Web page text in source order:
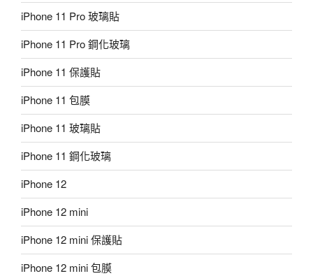
iPhone 11 Pro 玻璃貼
iPhone 11 Pro 鋼化玻璃
iPhone 11 保護貼
iPhone 11 包膜
iPhone 11 玻璃貼
iPhone 11 鋼化玻璃
iPhone 12
iPhone 12 mini
iPhone 12 mini 保護貼
iPhone 12 mini 包膜